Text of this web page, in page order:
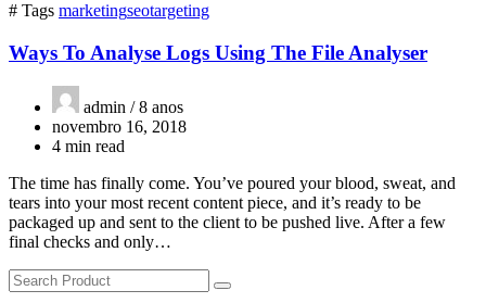
# Tags marketingseotargeting
Ways To Analyse Logs Using The File Analyser
admin /8 anos
novembro 16, 2018
4 min read
The time has finally come. You’ve poured your blood, sweat, and
tears into your most recent content piece, and it’s ready to be
packaged up and sent to the client to be pushed live. After a few
final checks and only…